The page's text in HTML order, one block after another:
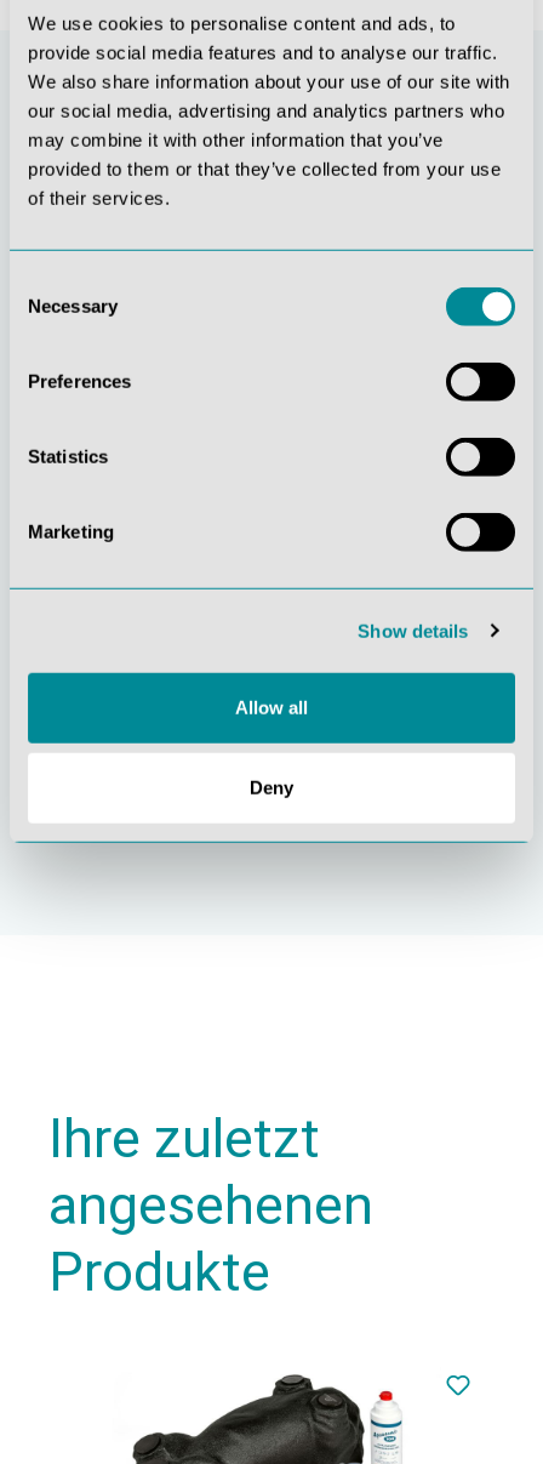
We use cookies to personalise content and ads, to
provide social media features and to analyse our traffic.
We also share information about your use of our site with
our social media, advertising and analytics partners who
may combine it with other information that you’ve
provided to them or that they’ve collected from your use
of their services.
Selection
Necessary
Preferences
Statistics
Marketing
Show details
Allow all
Deny
Stetige
Kundenorientierung
Verständnis für
Qualität
Handeln
9001
Ihre zuletzt
angesehenen
Produkte